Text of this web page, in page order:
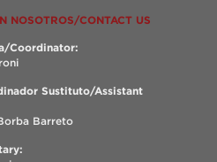
NOSOTROS/CONTACT US
Coordinator:
Sustituto/Assistant
Barreto